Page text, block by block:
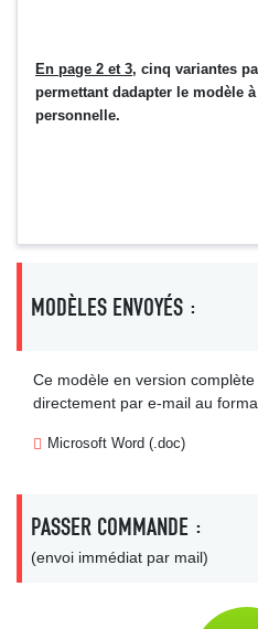
En page 2 et 3, cinq variantes
permettant dadapter le modèle
personnelle.
MODÈLES ENVOYÉS :
Ce modèle en version
directement par e-mail au
Microsoft Word (.doc)
PASSER COMMANDE :
(envoi immédiat par mail)